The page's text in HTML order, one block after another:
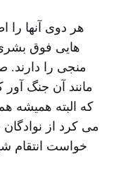
هر دوی آنها را
هایی فوق
منجی را دارند.
مانند آن جنگ
که البته همیشه
می کرد از
خواست انتقام